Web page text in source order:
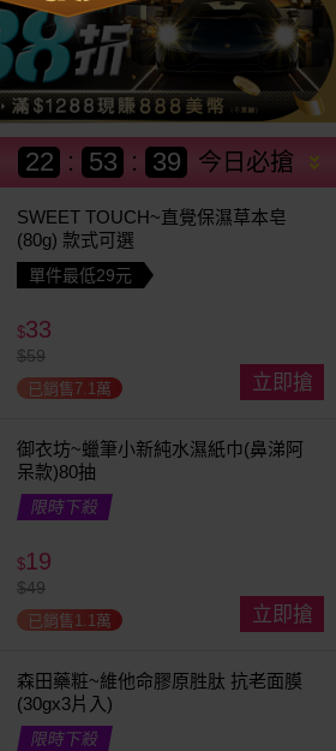
今日必搶
22 : 53 : 36
SWEET TOUCH~直覺保濕草本皂
(80g) 款式可選
單件最低29元
$33
$59
已銷售7.1萬 立即搶
御衣坊~蠟筆小新純水濕紙巾(鼻涕阿
呆款)80抽
限時下殺
$19
$49
已銷售1.1萬 立即搶
森田藥粧~維他命膠原胜肽 抗老面膜
(30gx3片入)
限時下殺